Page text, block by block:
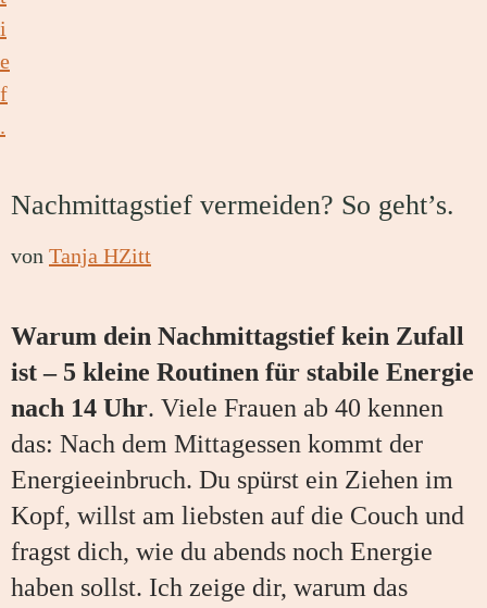
Nachmittagstief vermeiden? So geht’s.
von Tanja HZitt
Warum dein Nachmittagstief kein Zufall
ist – 5 kleine Routinen für stabile Energie
nach 14 Uhr. Viele Frauen ab 40 kennen
das: Nach dem Mittagessen kommt der
Energieeinbruch. Du spürst ein Ziehen im
Kopf, willst am liebsten auf die Couch und
fragst dich, wie du abends noch Energie
haben sollst. Ich zeige dir, warum das